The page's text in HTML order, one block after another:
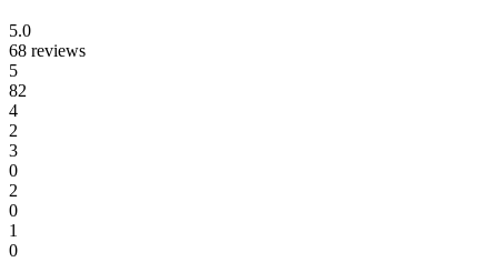
5.0
68 reviews
5
82
4
2
3
0
2
0
1
0